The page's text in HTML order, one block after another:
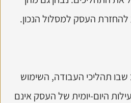
להחזרת העסק למסלול הנכון.
שבו תהליכי העבודה, השימוש
היום-יומית של העסק אינם